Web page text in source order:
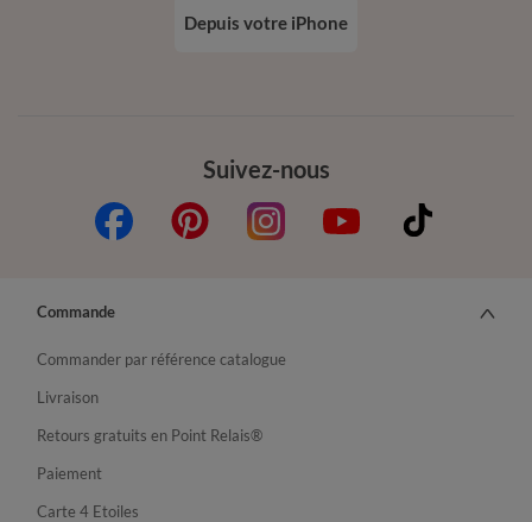
Suivez-nous
Depuis votre iPhone
Commande
Commander par référence catalogue
Livraison
Retours gratuits en Point Relais®
Paiement
Carte 4 Etoiles